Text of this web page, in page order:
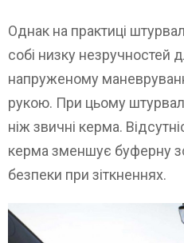
Однак на практиці
собі низку незручностей
напруженому
рукою. При цьому
ніж звичні керма.
керма зменшує буферну
безпеки при зіткненнях.